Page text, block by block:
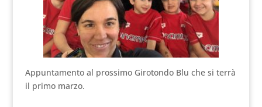
Appuntamento al prossimo Girotondo Blu che si terrà
il primo marzo.